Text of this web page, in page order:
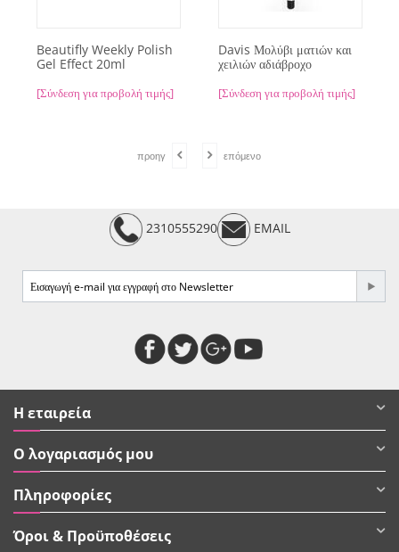
Beautifly Weekly Polish
Gel Effect 20ml
[Σύνδεση για προβολή τιμής]
Davis Μολύβι ματιών και
χειλιών αδιάβροχο
[Σύνδεση για προβολή τιμής]
προηγ επόμενο
2310555290 EMAIL
Η εταιρεία
Ο λογαριασμός μου
Πληροφορίες
Όροι & Προϋποθέσεις